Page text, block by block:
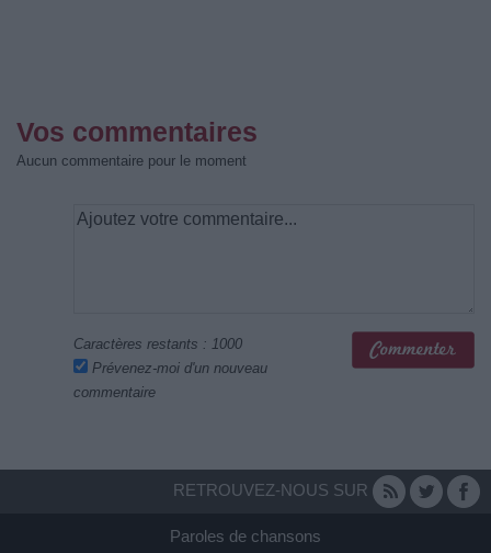
Vos commentaires
Aucun commentaire pour le moment
Caractères restants : 1000
Prévenez-moi d'un nouveau
commentaire
RETROUVEZ-NOUS SUR
Paroles de chansons